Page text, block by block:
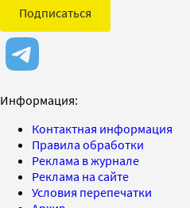
Подписаться
Информация:
Контактная информация
Правила обработки
Реклама в журнале
Реклама на сайте
Условия перепечатки